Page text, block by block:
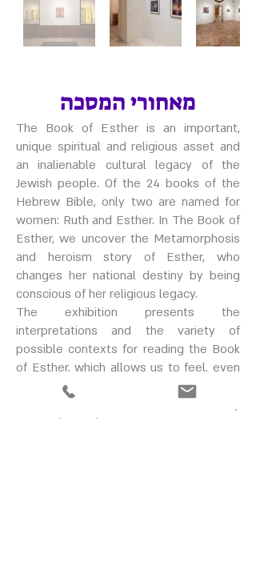
מאחורי המסכה
The Book of Esther is an important,
unique spiritual and religious asset and
an inalienable cultural legacy of the
Jewish people. Of the 24 books of the
Hebrew Bible, only two are named for
women: Ruth and Esther. In The Book of
Esther, we uncover the Metamorphosis
and heroism story of Esther, who
changes her national destiny by being
conscious of her religious legacy.
The exhibition presents the
interpretations and the variety of
possible contexts for reading the Book
of Esther, which allows us to feel, even
today, with vivid passion and interest,
the relevance of this book to our history
as a nation and as women.